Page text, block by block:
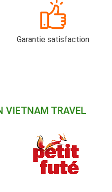
Garantie satisfaction
VIETNAM TRAVEL